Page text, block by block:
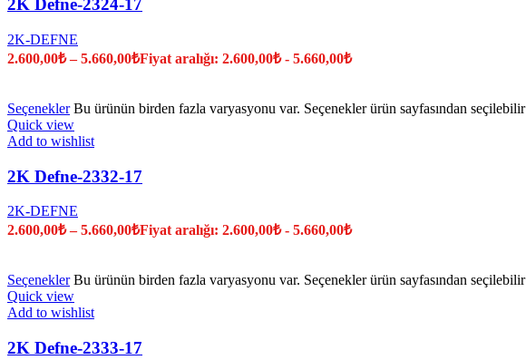
2K Defne-2324-17
2K-DEFNE
2.600,00₺ –5.660,00₺Fiyat aralığı: 2.600,00₺ - 5.660,00₺
Seçenekler Bu ürünün birden fazla varyasyonu var. Seçenekler ürün sayfasından seçilebilir
Quick view
Add to wishlist
2K Defne-2332-17
2K-DEFNE
2.600,00₺ –5.660,00₺Fiyat aralığı: 2.600,00₺ - 5.660,00₺
Seçenekler Bu ürünün birden fazla varyasyonu var. Seçenekler ürün sayfasından seçilebilir
Quick view
Add to wishlist
2K Defne-2333-17